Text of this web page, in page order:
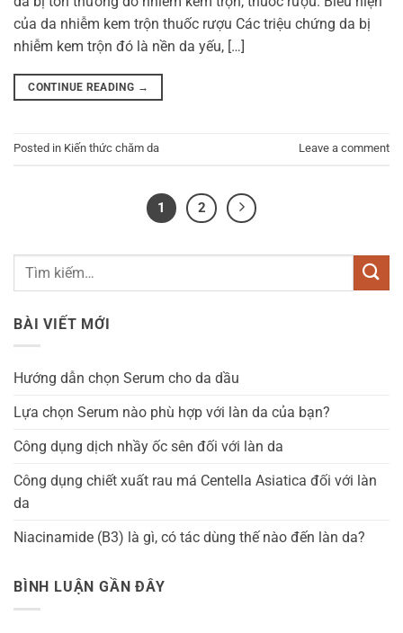
của da nhiễm kem trộn thuốc rượu Các triệu chứng da bị
nhiễm kem trộn đó là nền da yếu, […]
CONTINUE READING →
Posted in Kiến thức chăm da Leave a comment
1 2
BÀI VIẾT MỚI
Hướng dẫn chọn Serum cho da dầu
Lựa chọn Serum nào phù hợp với làn da của bạn?
Công dụng dịch nhầy ốc sên đối với làn da
Công dụng chiết xuất rau má Centella Asiatica đối với làn
da
Niacinamide (B3) là gì, có tác dùng thế nào đến làn da?
BÌNH LUẬN GẦN ĐÂY